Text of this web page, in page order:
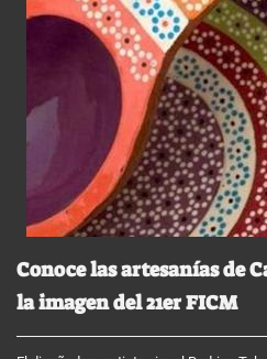
Conoce las artesanías de
la imagen del 21er FICM